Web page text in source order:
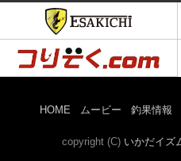
HOME ムービー 釣果情報
copyright (C) いかだイズ